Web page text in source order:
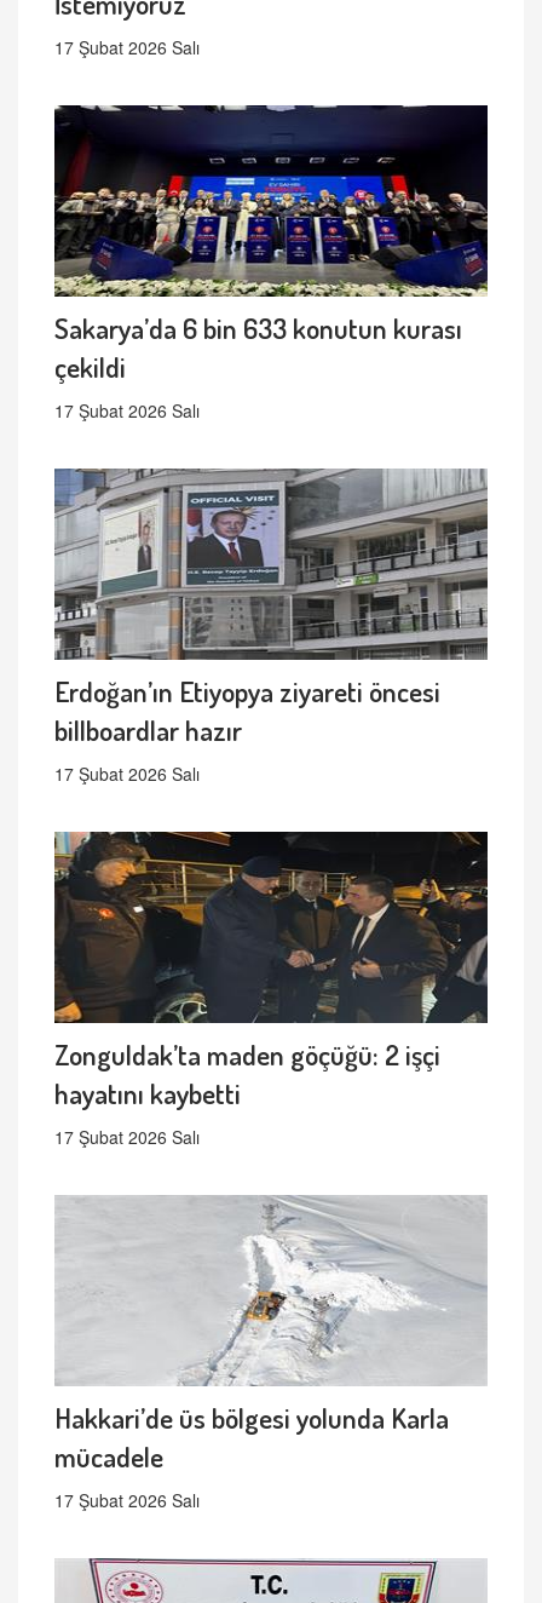
17 Şubat 2026 Salı
Sakarya’da 6 bin 633 konutun kurası
çekildi
17 Şubat 2026 Salı
Erdoğan’ın Etiyopya ziyareti öncesi
billboardlar hazır
17 Şubat 2026 Salı
Zonguldak’ta maden göçüğü: 2 işçi
hayatını kaybetti
17 Şubat 2026 Salı
Hakkari’de üs bölgesi yolunda Karla
mücadele
17 Şubat 2026 Salı